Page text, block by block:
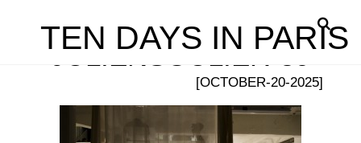
TEN DAYS IN PARIS
JULIENSOULIER-59
[OCTOBER-20-2025]